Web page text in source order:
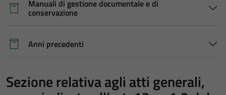
Manuali di gestione documentale e di
conservazione
Anni precedenti
Sezione relativa agli atti generali,